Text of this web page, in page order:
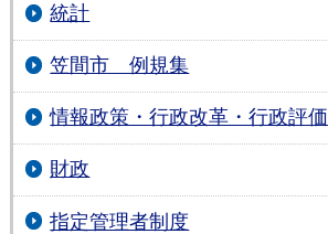
統計
笠間市 例規集
情報政策・行政改革・行政評価
財政
指定管理者制度